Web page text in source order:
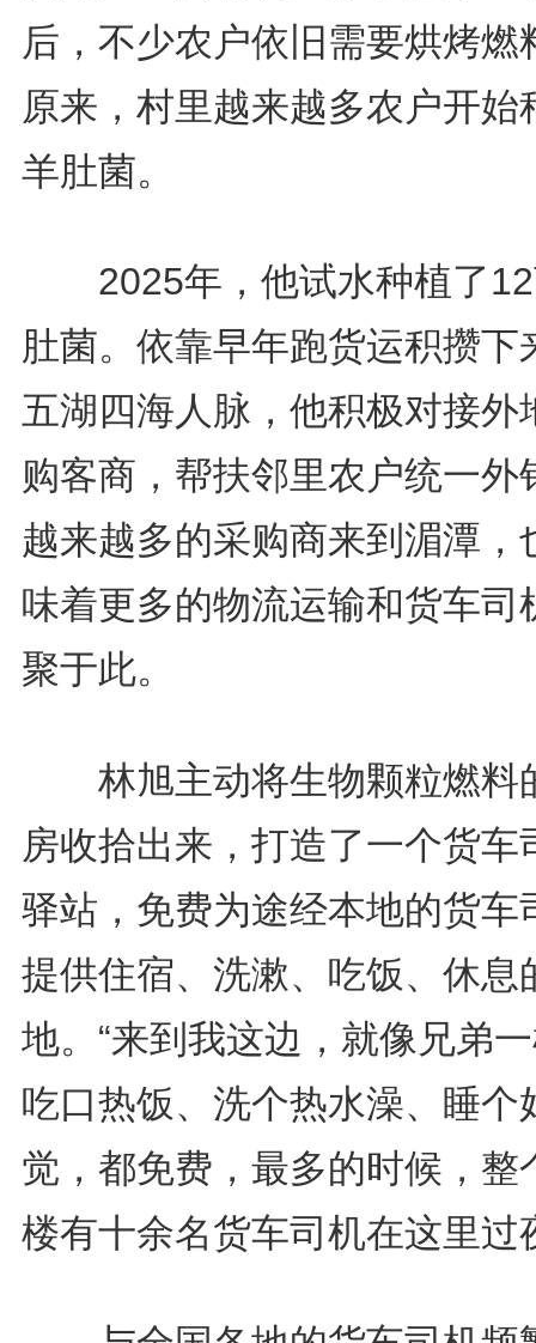
后，不少农户依旧需要烘烤燃
原来，村里越来越多农户开始
羊肚菌。
2025年，他试水种植了12
肚菌。依靠早年跑货运积攒下
五湖四海人脉，他积极对接外
购客商，帮扶邻里农户统一外
越来越多的采购商来到湄潭，
味着更多的物流运输和货车司
聚于此。
林旭主动将生物颗粒燃料
房收拾出来，打造了一个货车
驿站，免费为途经本地的货车
提供住宿、洗漱、吃饭、休息
地。“来到我这边，就像兄弟
吃口热饭、洗个热水澡、睡个
觉，都免费，最多的时候，整
楼有十余名货车司机在这里过